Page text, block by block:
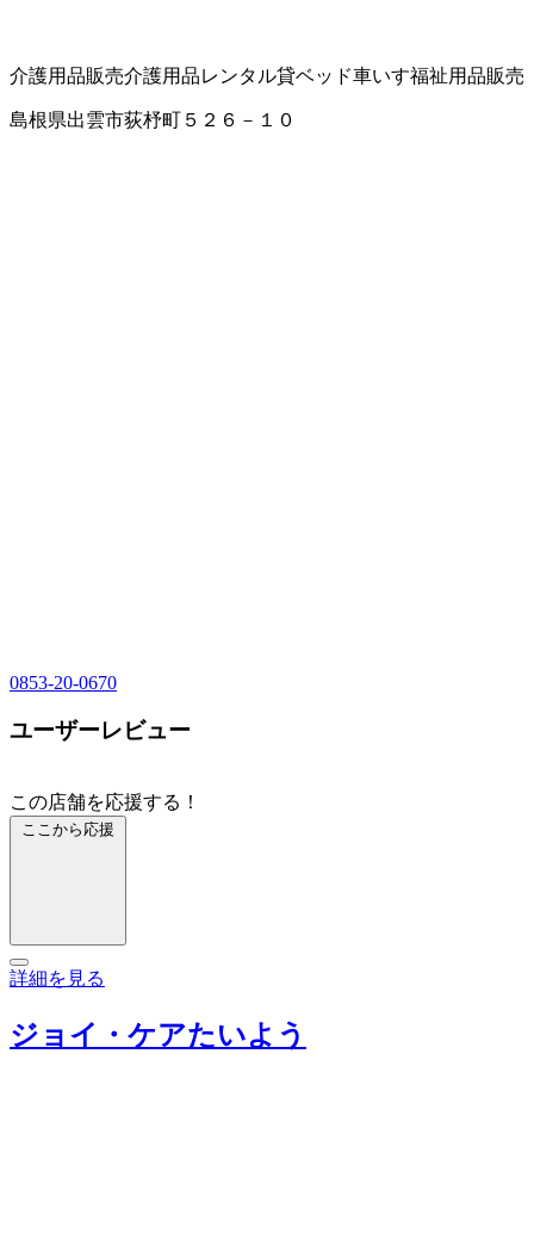
介護用品販売介護用品レンタル貸ベッド車いす福祉用品販売
島根県出雲市荻杼町５２６－１０
0853-20-0670
ユーザーレビュー
この店舗を応援する！
ここから応援
詳細を見る
ジョイ・ケアたいよう